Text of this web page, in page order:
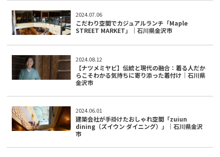
2024.07.06
こだわり空間でカジュアルランチ「Maple
STREET MARKET」｜石川県金沢市
2024.08.12
【ナツメミヤビ】伝統と現代の融合：着る人だか
らこそわかる気持ちに寄り添った着付け｜石川県
金沢市
2024.06.01
建築会社が手掛けたおしゃれ空間「zuiun
dining（ズイウン ダイニング）」｜石川県金沢
市